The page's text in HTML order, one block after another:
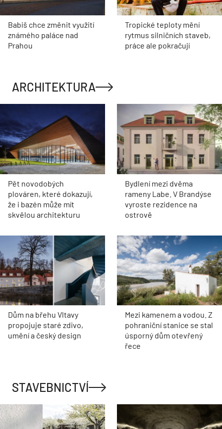
Babiš chce změnit využití
známého paláce nad
Prahou
Tropické teploty mění
rytmus silničních staveb,
práce ale pokračují
ARCHITEKTURA
Pět novodobých
plováren, které dokazují,
že i bazén může mít
skvělou architekturu
Bydlení mezi dvěma
rameny Labe. V Brandýse
vyroste rezidence na
ostrově
Dům na břehu Vltavy
propojuje staré zdivo,
umění a český design
Mezi kamenem a vodou. Z
pohraniční stanice se stal
úsporný dům otevřený
řece
STAVEBNICTVÍ